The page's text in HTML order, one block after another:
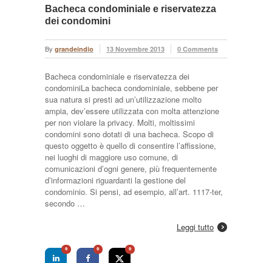
Bacheca condominiale e riservatezza
dei condomini
By grandeindio 13 Novembre 2013 0 Comments
Bacheca condominiale e riservatezza dei
condominiLa bacheca condominiale, sebbene per
sua natura si presti ad un’utilizzazione molto
ampia, dev’essere utilizzata con molta attenzione
per non violare la privacy. Molti, moltissimi
condomini sono dotati di una bacheca. Scopo di
questo oggetto è quello di consentire l’affissione,
nei luoghi di maggiore uso comune, di
comunicazioni d’ogni genere, più frequentemente
d’informazioni riguardanti la gestione del
condominio. Si pensi, ad esempio, all’art. 1117-ter,
secondo …
Leggi tutto
0 0 0